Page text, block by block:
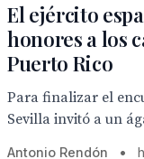
El ejército
honores a los
Puerto Rico
Para finalizar el
Sevilla invitó a un
Antonio Rendón •